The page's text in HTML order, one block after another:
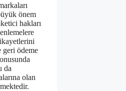
önem
hakları
geri ödeme
da
olan